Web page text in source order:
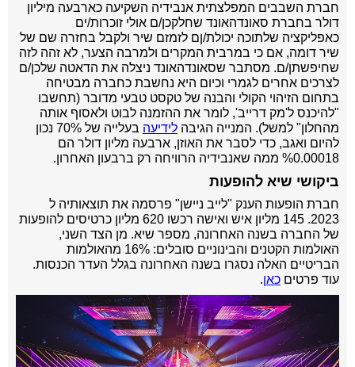
חברת השבבים המפלצתית אנבידיה השקיעה כארבעה מיליון
דולר בחברת סאונדהאונד שחלקכן/ם אולי זוכרות/ים
כאפליקציה שלתוכה יכולת/ןם לזמזם שיר ולקבל בחזרה שם של
שיר דומה, אם כי במרבית המקרים ולמרבה הצער, לא זהה לזה
שחיפשתן/ם. מסתבר שסאונדהאונד ניצלה את הדאטה שלכן/ם
לצרכים אחרים לגמרי וכיום היא נחשבת כחברה מבטיחה
בתחום הזיהוי הקולי והבנה של טקסט טבעי מדובר (תחשבו
"להיכנס ל'מק דרייב', לומר את ההזמנה לבוט ולאסוף אותה
מהחלון" למשל). המנייה הגיבה לידיעה
בעלייה של 70% נכון
להיום ואגב, כדי לסבר את האוזן, ארבעה מליון דולר הם
%0.00018 ממה שאנבידיה הרוויחה רק ברבעון האחרון.
ביקושי שיא להופעות
חברת הופעות הענק "לייב ניישן" פרסמה את תוצאותיה ל
2023. 145 מליון איש ואישה רכשו 620 מליון כרטיסים להופעות
של החברה בשנה האחרונה, מספר שיא. מן הצד השני,
האולמות הקטנים והבינוניים סובלים: 16% מהאולמות
הבריטיים האלה נסגרו בשנה האחרונה בגלל העדר הכנסות.
עוד פרטים כאן.